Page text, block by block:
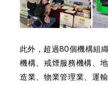
此外，超過80個機構組
機構、戒煙服務機構、
造業、物業管理業、運